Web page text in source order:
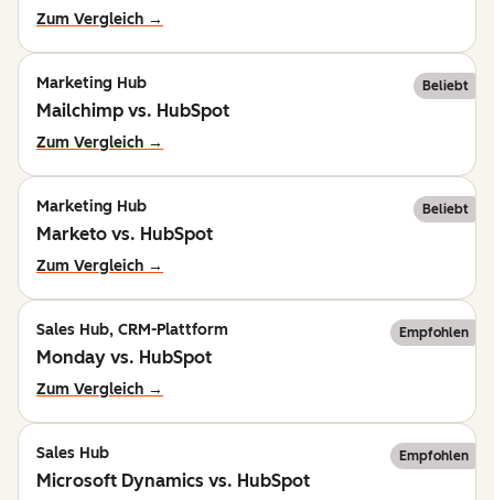
Zum Vergleich →
Marketing Hub Beliebt
Mailchimp vs. HubSpot
Zum Vergleich →
Marketing Hub Beliebt
Marketo vs. HubSpot
Zum Vergleich →
Sales Hub, CRM-Plattform Empfohlen
Monday vs. HubSpot
Zum Vergleich →
Sales Hub Empfohlen
Microsoft Dynamics vs. HubSpot